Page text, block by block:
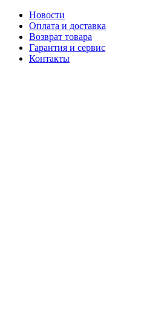
Новости
Оплата и доставка
Возврат товара
Гарантия и сервис
Контакты